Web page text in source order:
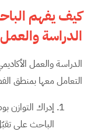
كيف يفهم
الدراسة
الدراسة والعمل
التعامل معها بمنطق
إدراك
الباحث على